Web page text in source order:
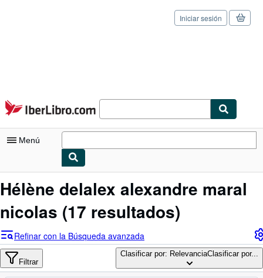
Pasar al contenido principal
IberLibro.com
Iniciar sesión
Menú
Mi cuenta
Búsqueda avanzada
Colecciones
Hélène delalex alexandre maral
nicolas (17 resultados)
Refinar con la Búsqueda avanzada
Filtrar
Clasificar por: RelevanciaClasificar por...